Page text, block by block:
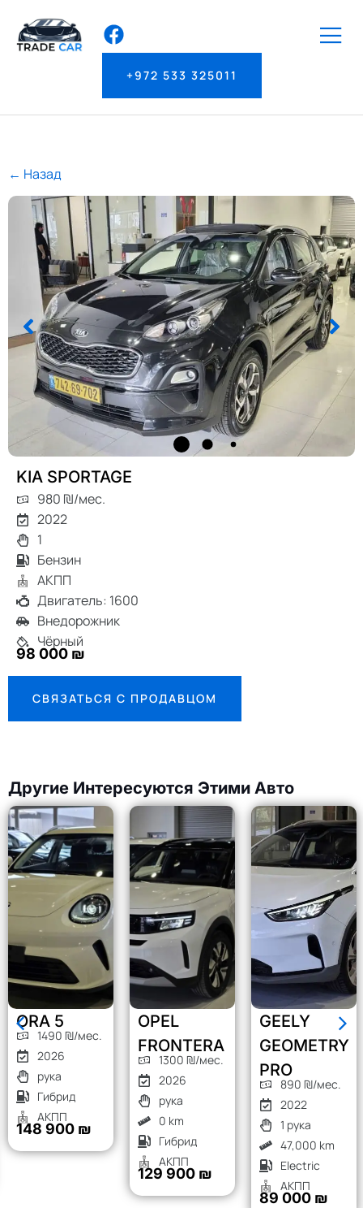
+972 533 325011
← Назад
KIA SPORTAGE
980 ₪/мес.
2022
1
Бензин
АКПП
Двигатель: 1600
Внедорожник
Чёрный
98 000 ₪
СВЯЗАТЬСЯ С ПРОДАВЦОМ
Другие Интересуются Этими Авто
ORA 5
1490 ₪/мес.
2026
рука
Гибрид
АКПП
148 900 ₪
OPEL
FRONTERA
1300 ₪/мес.
2026
рука
0 km
Гибрид
АКПП
129 900 ₪
GEELY
GEOMETRY
PRO
890 ₪/мес.
2022
1 рука
47,000 km
Electric
АКПП
89 000 ₪